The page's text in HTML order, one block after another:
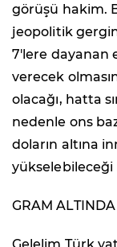
görüşü hakim.
jeopolitik
7'lere dayanan
verecek
olacağı, hatta
nedenle ons
doların altına
yükselebileceği
GRAM
Gelelim Türk